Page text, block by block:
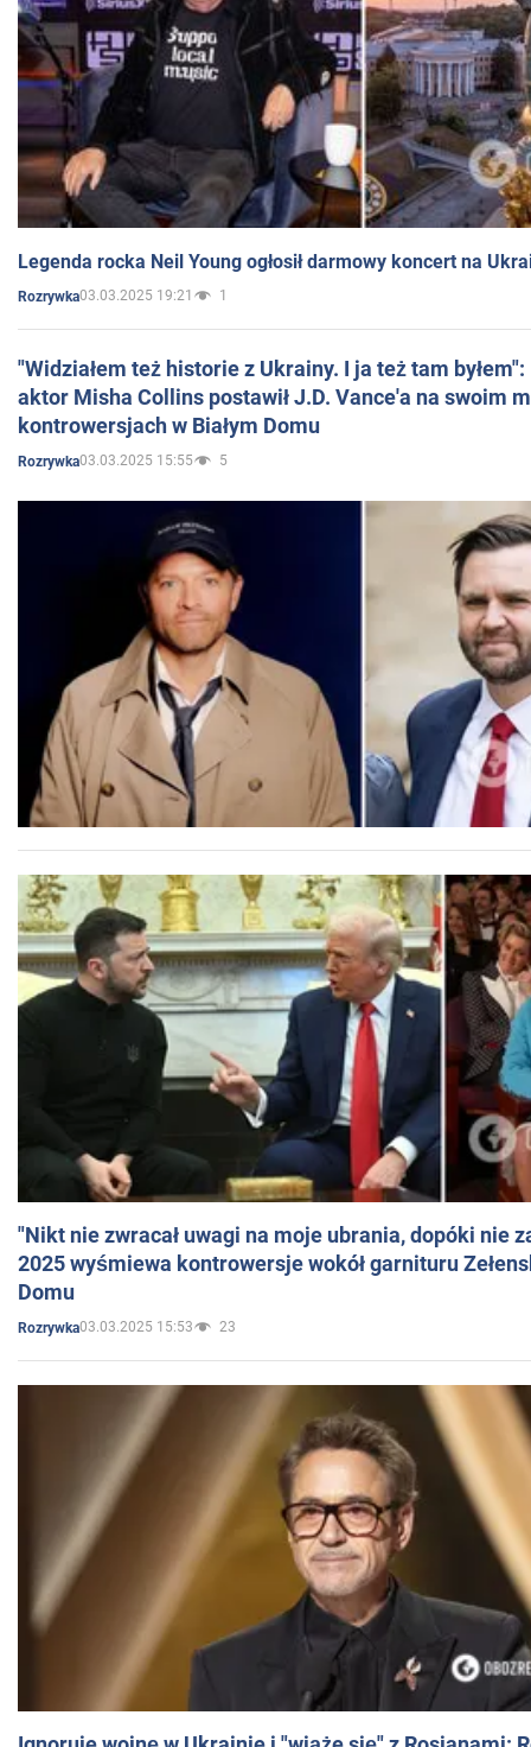
Legenda rocka Neil Young ogłosił darmowy koncert na
Rozrywka03.03.2025 19:21 1
"Widziałem też historie z Ukrainy. I ja też tam
aktor Misha Collins postawił J.D. Vance'a na swoim
kontrowersjach w Białym Domu
Rozrywka03.03.2025 15:55 5
"Nikt nie zwracał uwagi na moje ubrania, dopóki nie
2025 wyśmiewa kontrowersje wokół garnituru
Domu
Rozrywka03.03.2025 15:53 23